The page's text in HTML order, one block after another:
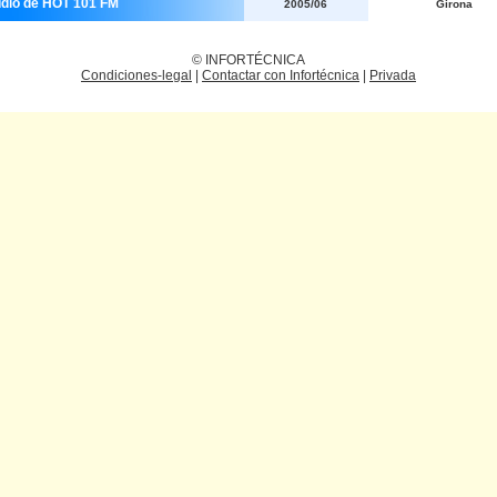
de HOT 101 FM 2005/06 Girona
© INFORTÉCNICA
Condiciones-legal
Contactar con Infortécnica Privada